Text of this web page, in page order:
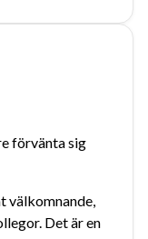
förvänta sig
välkomnande,
Det är en